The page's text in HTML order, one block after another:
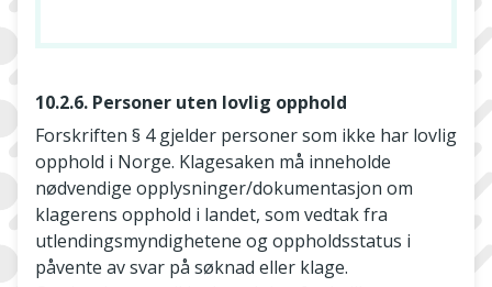
10.2.6. Personer uten lovlig opphold
Forskriften § 4 gjelder personer som ikke har lovlig
opphold i Norge. Klagesaken må inneholde
nødvendige opplysninger/dokumentasjon om
klagerens opphold i landet, som vedtak fra
utlendingsmyndighetene og oppholdsstatus i
påvente av svar på søknad eller klage.